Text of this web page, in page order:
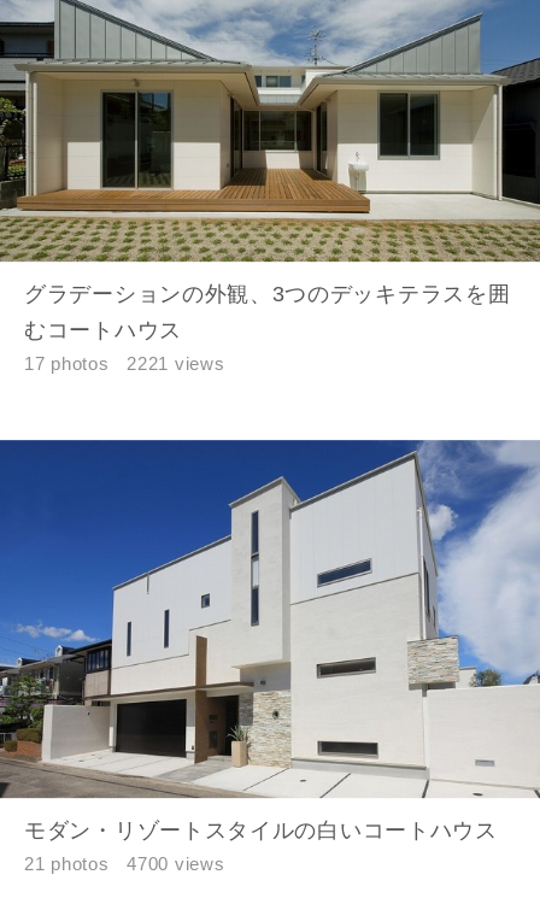
グラデーションの外観、3つのデッキテラスを囲
むコートハウス
17 photos 2221 views
モダン・リゾートスタイルの白いコートハウス
21 photos 4700 views